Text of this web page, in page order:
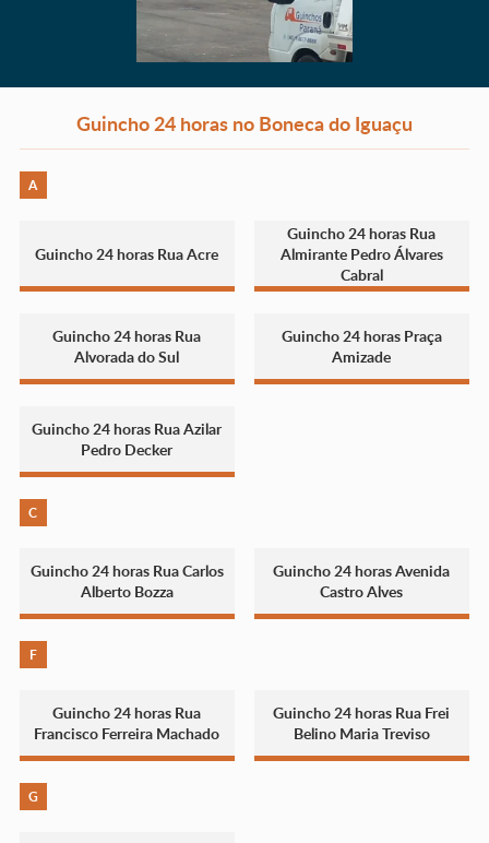
Guincho 24 horas no Boneca do Iguaçu
A
Guincho 24 horas Rua Acre
Guincho 24 horas Rua
Almirante Pedro Álvares
Cabral
Guincho 24 horas Rua
Alvorada do Sul
Guincho 24 horas Praça
Amizade
Guincho 24 horas Rua Azilar
Pedro Decker
C
Guincho 24 horas Rua Carlos
Alberto Bozza
Guincho 24 horas Avenida
Castro Alves
F
Guincho 24 horas Rua
Francisco Ferreira Machado
Guincho 24 horas Rua Frei
Belino Maria Treviso
G